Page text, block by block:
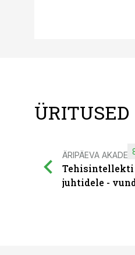
ÜRITUSED
ÄRIPÄEVA
juhtidele -